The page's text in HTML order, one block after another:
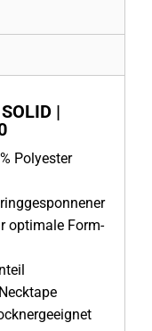
|
Polyester
optimale Form-